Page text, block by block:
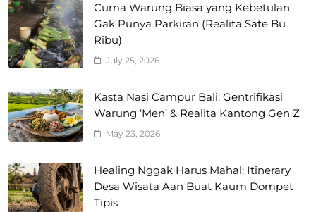
Cuma Warung Biasa yang Kebetulan
Gak Punya Parkiran (Realita Sate Bu
Ribu)
July 25, 2026
Kasta Nasi Campur Bali: Gentrifikasi
Warung ‘Men’ & Realita Kantong Gen Z
May 23, 2026
Healing Nggak Harus Mahal: Itinerary
Desa Wisata Aan Buat Kaum Dompet
Tipis